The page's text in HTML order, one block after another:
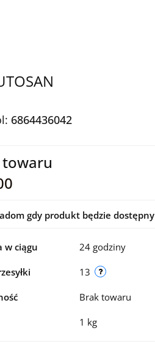
6864436042
gdy produkt będzie dostępny
w ciągu 24 godziny
13
Brak towaru
1 kg